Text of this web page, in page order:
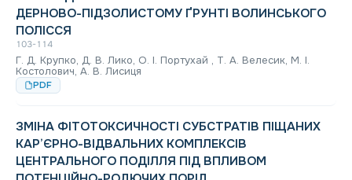
ДЕРНОВО-ПІДЗОЛИСТОМУ ҐРУНТІ ВОЛИНСЬКОГО
ПОЛІССЯ
103-114
Г. Д. Крупко, Д. В. Лико, О. І. Портухай , Т. А. Велесик, M. I.
Костолович, А. В. Лисиця
PDF
ЗМІНА ФІТОТОКСИЧНОСТІ СУБСТРАТІВ ПІЩАНИХ
КАР’ЄРНО-ВІДВАЛЬНИХ КОМПЛЕКСІВ
ЦЕНТРАЛЬНОГО ПОДІЛЛЯ ПІД ВПЛИВОМ